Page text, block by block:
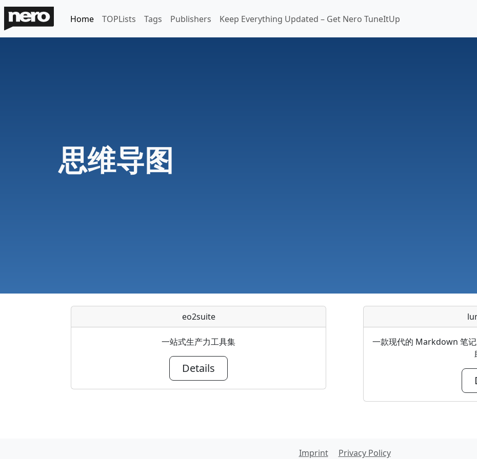
Home TOPLists Tags Publishers Keep Everything Updated – Get Nero TuneItUp
思维导图
eo2suite
一站式生产力工具集
Details
一款现代的 Markdown 笔
Imprint Privacy Policy